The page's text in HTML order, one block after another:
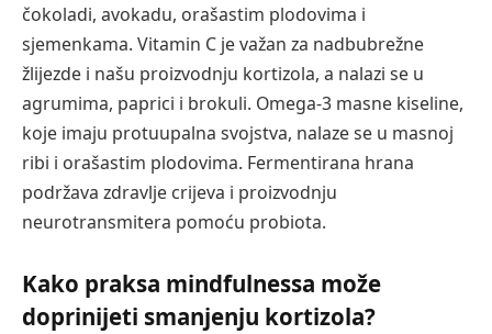
čokoladi, avokadu, orašastim plodovima i
sjemenkama. Vitamin C je važan za nadbubrežne
žlijezde i našu proizvodnju kortizola, a nalazi se u
agrumima, paprici i brokuli. Omega-3 masne kiseline,
koje imaju protuupalna svojstva, nalaze se u masnoj
ribi i orašastim plodovima. Fermentirana hrana
podržava zdravlje crijeva i proizvodnju
neurotransmitera pomoću probiota.
Kako praksa mindfulnessa može
doprinijeti smanjenju kortizola?